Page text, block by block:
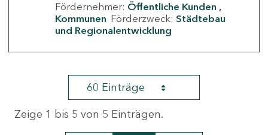
Fördernehmer: Öffentliche Kunden
Kommunen Förderzweck: Städtebau
und Regionalentwicklung
60 Einträge
Zeige 1 bis 5 von 5 Einträgen.